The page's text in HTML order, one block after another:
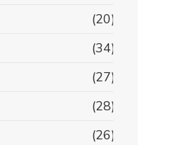
(20)
(34)
(27)
(28)
(26)